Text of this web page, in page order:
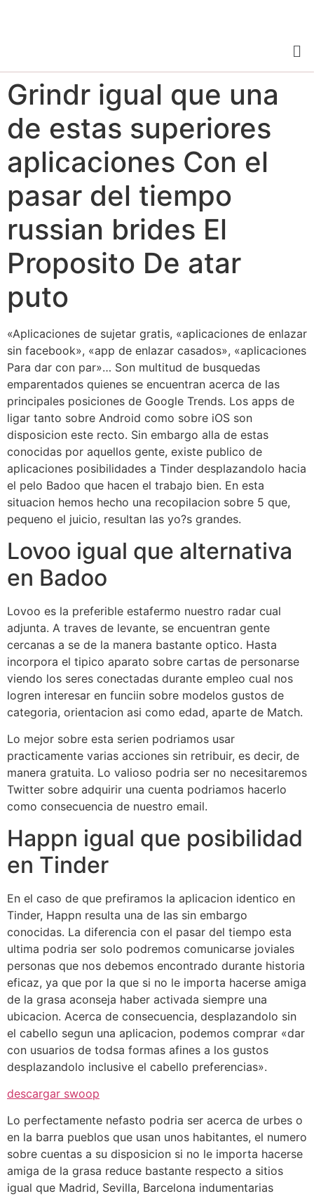
Grindr igual que una
de estas superiores
aplicaciones Con el
pasar del tiempo
russian brides El
Proposito De atar
puto
«Aplicaciones de sujetar gratis, «aplicaciones de enlazar
sin facebook», «app de enlazar casados», «aplicaciones
Para dar con par»… Son multitud de busquedas
emparentados quienes se encuentran acerca de las
principales posiciones de Google Trends. Los apps de
ligar tanto sobre Android como sobre iOS son
disposicion este recto. Sin embargo alla de estas
conocidas por aquellos gente, existe publico de
aplicaciones posibilidades a Tinder desplazandolo hacia
el pelo Badoo que hacen el trabajo bien. En esta
situacion hemos hecho una recopilacion sobre 5 que,
pequeno el juicio, resultan las yo?s grandes.
Lovoo igual que alternativa
en Badoo
Lovoo es la preferible estafermo nuestro radar cual
adjunta. A traves de levante, se encuentran gente
cercanas a se de la manera bastante optico. Hasta
incorpora el tipico aparato sobre cartas de personarse
viendo los seres conectadas durante empleo cual nos
logren interesar en funciin sobre modelos gustos de
categoria, orientacion asi­ como edad, aparte de Match.
Lo mejor sobre esta seri­en podri­amos usar
practicamente varias acciones sin retribuir, es decir, de
manera gratuita. Lo valioso podri­a ser no necesitaremos
Twitter sobre adquirir una cuenta podri­amos hacerlo
como consecuencia de nuestro email.
Happn igual que posibilidad
en Tinder
En el caso de que prefiramos la aplicacion identico en
Tinder, Happn resulta una de las sin embargo
conocidas. La diferencia con el pasar del tiempo esta
ultima podri­a ser solo podremos comunicarse joviales
personas que nos debemos encontrado durante historia
eficaz, ya que por la que si no le importa hacerse amiga
de la grasa aconseja haber activada siempre una
ubicacion. Acerca de consecuencia, desplazandolo sin
el cabello segun una aplicacion, podemos comprar «dar
con usuarios de todsa formas afines a los gustos
desplazandolo inclusive el cabello preferencias».
descargar swoop
Lo perfectamente nefasto podri­a ser acerca de urbes o
en la barra pueblos que usan unos habitantes, el numero
sobre cuentas a su disposicion si no le importa hacerse
amiga de la grasa reduce bastante respecto a sitios
igual que Madrid, Sevilla, Barcelona indumentarias